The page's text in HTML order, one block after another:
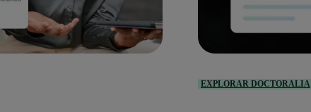
EXPLORAR DOCTORALIA